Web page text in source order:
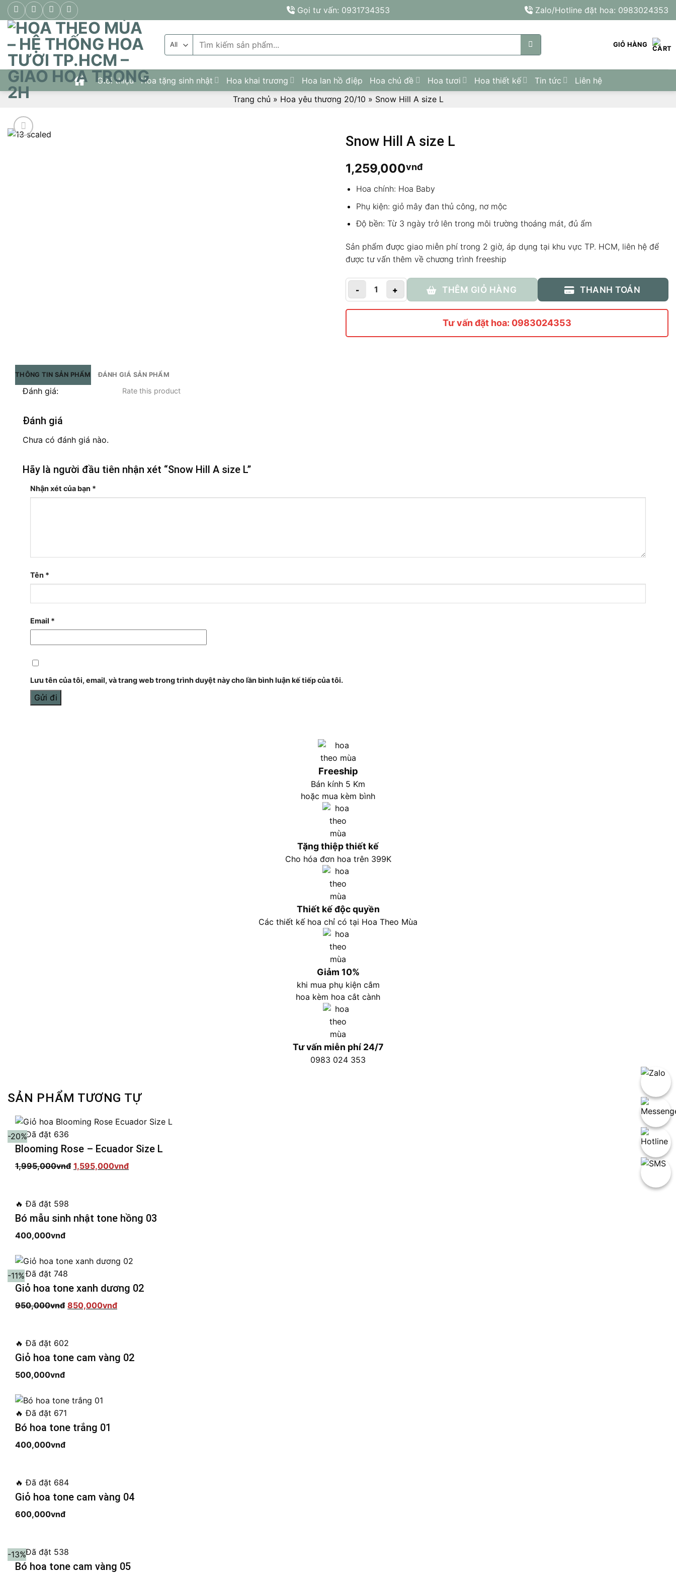
Skip
to
content
Gọi tư vấn: 0931734353 Zalo/Hotline đặt hoa: 0983024353
kiếm:
GIỎ HÀNG
Giới thiệu Hoa tặng sinh nhật Hoa khai trương Hoa lan hồ điệp Hoa chủ đề Hoa tươi Hoa thiết kế Tin tức
Liên hệ
Trang chủ » Hoa yêu thương 20/10 » Snow Hill A size L
Snow Hill A size L
1,259,000vnđ
Hoa chính: Hoa Baby
Phụ kiện: giỏ mây đan thủ công, nơ mộc
Độ bền: Từ 3 ngày trở lên trong môi trường thoáng mát, đủ ẩm
Sản phẩm được giao miễn phí trong 2 giờ, áp dụng tại khu vực TP. HCM, liên hệ để
được tư vấn thêm về chương trình freeship
Số lượng THÊM GIỎ HÀNG THANH TOÁN
Tư vấn đặt hoa: 0983024353
THÔNG TIN SẢN PHẨM ĐÁNH GIÁ SẢN PHẨM
Đánh giá: Rate this product
Đánh giá
Chưa có đánh giá nào.
Hãy là người đầu tiên nhận xét “Snow Hill A size L”
Nhận xét của bạn *
Tên *
Email *
Lưu tên của tôi, email, và trang web trong trình duyệt này cho lần bình luận kế tiếp của tôi.
Freeship
Bán kính 5 Km
hoặc mua kèm bình
Tặng thiệp thiết kế
Cho hóa đơn hoa trên 399K
Thiết kế độc quyền
Các thiết kế hoa chỉ có tại Hoa Theo Mùa
Giảm 10%
khi mua phụ kiện cắm
hoa kèm hoa cắt cành
Tư vấn miễn phí 24/7
0983 024 353
SẢN PHẨM TƯƠNG TỰ
-20%
🔥 Đã đặt 636
Blooming Rose – Ecuador Size L
1,995,000vnđ Giá
gốc
1,595,000vnđGiá
hiện
🔥 Đã đặt 598
Bó mẫu sinh nhật tone hồng 03
400,000vnđ
-11%
🔥 Đã đặt 748
Giỏ hoa tone xanh dương 02
950,000vnđ Giá
850,000vnđGiá
🔥 Đã đặt 602
Giỏ hoa tone cam vàng 02
500,000vnđ
🔥 Đã đặt 671
Bó hoa tone trắng 01
400,000vnđ
🔥 Đã đặt 684
Giỏ hoa tone cam vàng 04
600,000vnđ
-13%
🔥 Đã đặt 538
Bó hoa tone cam vàng 05